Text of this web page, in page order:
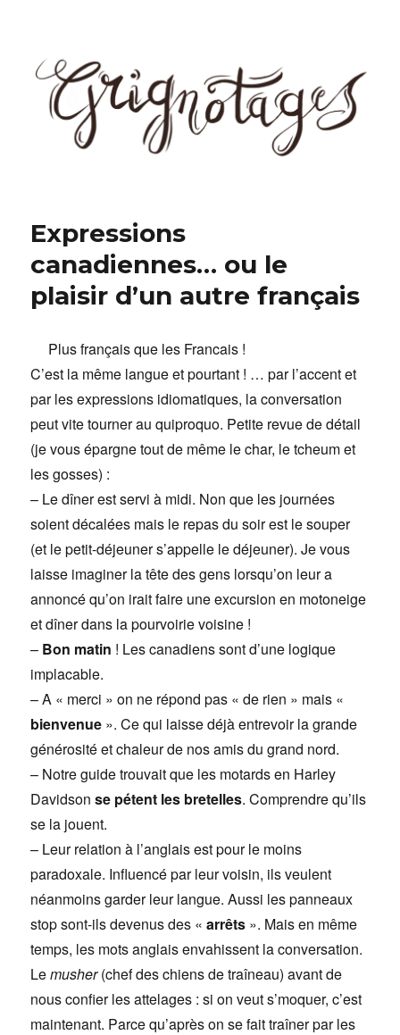
Expressions
canadiennes… ou le
plaisir d’un autre français
Plus français que les Francais !
C’est la même langue et pourtant ! … par l’accent et
par les expressions idiomatiques, la conversation
peut vite tourner au quiproquo. Petite revue de détail
(je vous épargne tout de même le char, le tcheum et
les gosses) :
– Le dîner est servi à midi. Non que les journées
soient décalées mais le repas du soir est le souper
(et le petit-déjeuner s’appelle le déjeuner). Je vous
laisse imaginer la tête des gens lorsqu’on leur a
annoncé qu’on irait faire une excursion en motoneige
et dîner dans la pourvoirie voisine !
– Bon matin ! Les canadiens sont d’une logique
implacable.
– A « merci » on ne répond pas « de rien » mais «
bienvenue ». Ce qui laisse déjà entrevoir la grande
générosité et chaleur de nos amis du grand nord.
– Notre guide trouvait que les motards en Harley
Davidsonse pétent les bretelles. Comprendre qu’ils
se la jouent.
– Leur relation à l’anglais est pour le moins
paradoxale. Influencé par leur voisin, ils veulent
néanmoins garder leur langue. Aussi les panneaux
stop sont-ils devenus des «arrêts ». Mais en même
temps, les mots anglais envahissent la conversation.
Lemusher(chef des chiens de traîneau) avant de
nous confier les attelages : si on veut s’moquer, c’est
maintenant. Parce qu’après on se fait traîner par les